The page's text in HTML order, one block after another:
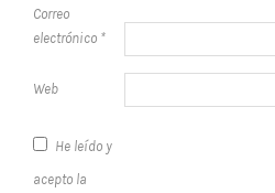
Correo
electrónico *
Web
He leído y
acepto la